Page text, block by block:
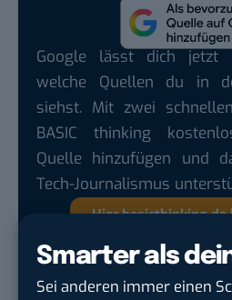
Smarter als
Sei anderen immer einen
Google lässt dich jetzt
welche Quellen du in
siehst. Mit zwei
BASIC thinking
Quelle hinzufügen und
Tech-Journalismus
Hier basicthinking.de